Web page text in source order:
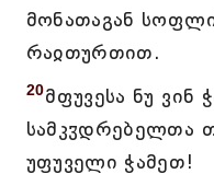
მონათაგან
რაჲთურთით.
20მფუვესა ნუ ვინ
სამკჳდრებელთა
უფუველი ჭამეთ!